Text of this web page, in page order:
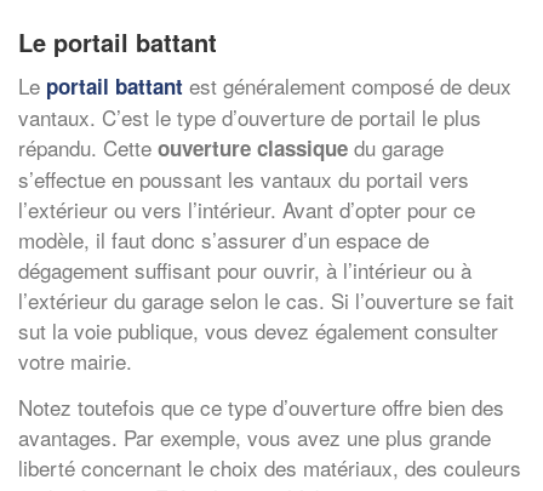
Le portail battant
Le portail battant est généralement composé de deux
vantaux. C’est le type d’ouverture de portail le plus
répandu. Cette ouverture classique du garage
s’effectue en poussant les vantaux du portail vers
l’extérieur ou vers l’intérieur. Avant d’opter pour ce
modèle, il faut donc s’assurer d’un espace de
dégagement suffisant pour ouvrir, à l’intérieur ou à
l’extérieur du garage selon le cas. Si l’ouverture se fait
sut la voie publique, vous devez également consulter
votre mairie.
Notez toutefois que ce type d’ouverture offre bien des
avantages. Par exemple, vous avez une plus grande
liberté concernant le choix des matériaux, des couleurs